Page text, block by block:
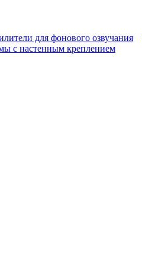
для фонового озвучания
с настенным креплением